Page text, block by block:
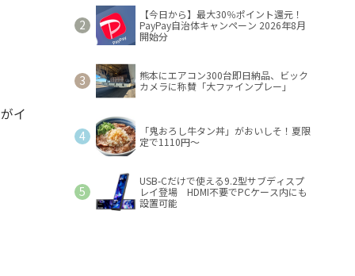
イ
【今日から】最大30％ポイント還元！
PayPay自治体キャンペーン 2026年8月
開始分
熊本にエアコン300台即日納品、ビック
カメラに称賛「大ファインプレー」
「鬼おろし牛タン丼」がおいしそ！夏限
定で1110円～
USB-Cだけで使える9.2型サブディスプ
レイ登場 HDMI不要でPCケース内にも
設置可能